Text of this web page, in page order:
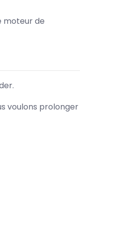
moteur de
voulons prolonger